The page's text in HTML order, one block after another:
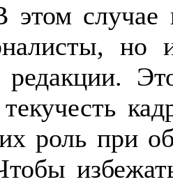
этом случае
но
редакции.
их роль при